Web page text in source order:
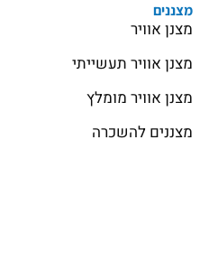
מצננים
מצנן אוויר
מצנן אוויר תעשייתי
מצנן אוויר מומלץ
מצננים להשכרה